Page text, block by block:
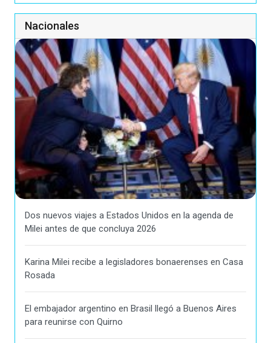
Nacionales
Dos nuevos viajes a Estados Unidos en la agenda de
Milei antes de que concluya 2026
Karina Milei recibe a legisladores bonaerenses en Casa
Rosada
El embajador argentino en Brasil llegó a Buenos Aires
para reunirse con Quirno